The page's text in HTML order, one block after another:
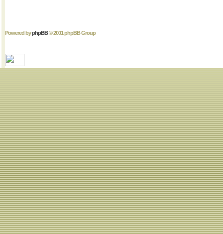
Powered byphpBB© 2001 phpBB Group